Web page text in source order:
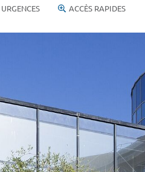
URGENCES ACCÈS RAPIDES